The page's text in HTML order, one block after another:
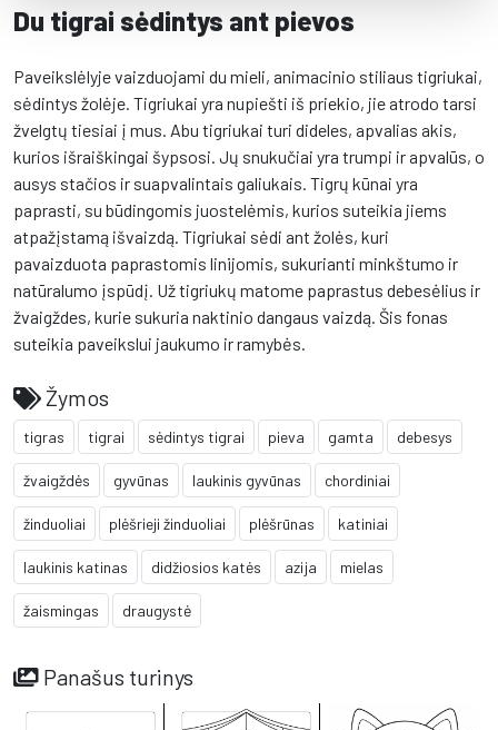
Du tigrai sėdintys ant pievos
Paveikslėlyje vaizduojami du mieli, animacinio stiliaus tigriukai,
sėdintys žolėje. Tigriukai yra nupiešti iš priekio, jie atrodo tarsi
žvelgtų tiesiai į mus. Abu tigriukai turi dideles, apvalias akis,
kurios išraiškingai šypsosi. Jų snukučiai yra trumpi ir apvalūs, o
ausys stačios ir suapvalintais galiukais. Tigrų kūnai yra
paprasti, su būdingomis juostelėmis, kurios suteikia jiems
atpažįstamą išvaizdą. Tigriukai sėdi ant žolės, kuri
pavaizduota paprastomis linijomis, sukurianti minkštumo ir
natūralumo įspūdį. Už tigriukų matome paprastus debesėlius ir
žvaigždes, kurie sukuria naktinio dangaus vaizdą. Šis fonas
suteikia paveikslui jaukumo ir ramybės.
Žymos
tigras tigrai sėdintys tigrai pieva gamta debesys
žvaigždės gyvūnas laukinis gyvūnas chordiniai
žinduoliai plėšrieji žinduoliai plėšrūnas katiniai
laukinis katinas didžiosios katės azija mielas
žaismingas draugystė
Panašus turinys